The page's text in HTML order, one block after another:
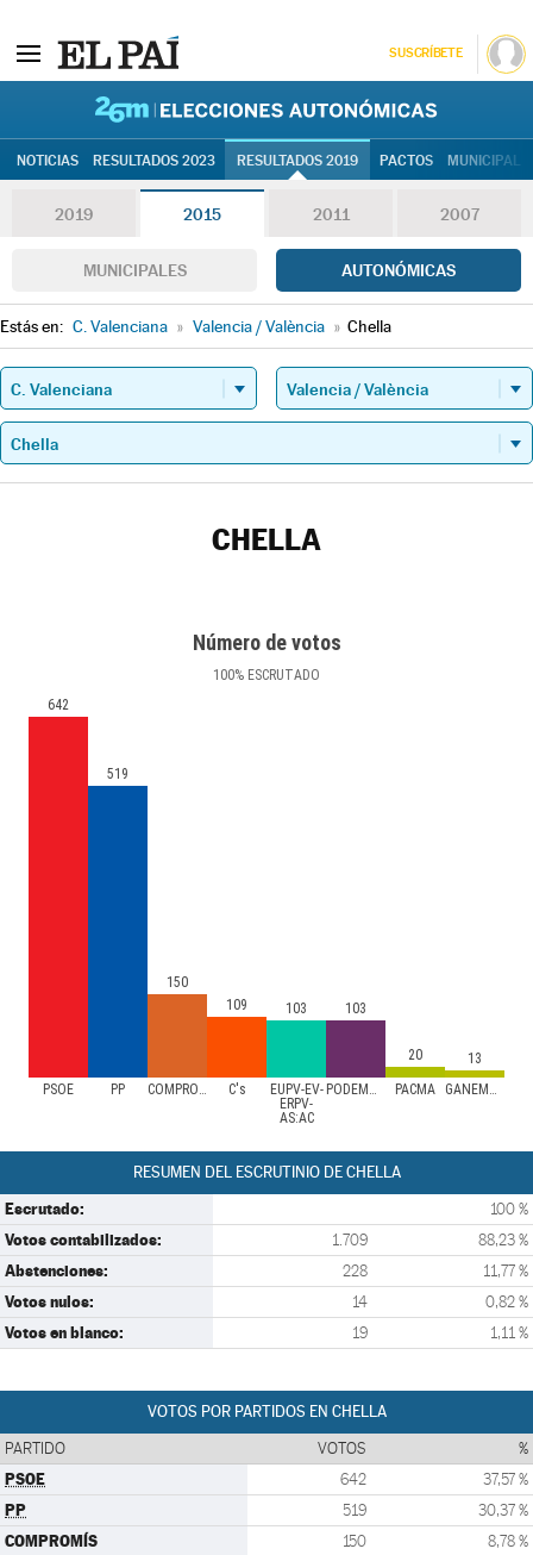
SUSCRÍBETE
NOTICIAS RESULTADOS 2023 RESULTADOS 2019 PACTOS
2019 2015 2011 2007
MUNICIPALES AUTONÓMICAS
Estás en: C. Valenciana » Valencia / València » Chella
CHELLA
Número de votos
100% ESCRUTADO
PSOE PP COMPROMÍS C's
EUPV-EV-
ERPV-
AS:AC
PODEMOS/PODEM PACMA GANEMOS
642
519
150
109
103 103
20 13
RESUMEN DEL ESCRUTINIO DE CHELLA
Escrutado: 100 %
Votos contabilizados: 1.709 88,23 %
Abstenciones: 228 11,77 %
Votos nulos: 14 0,82 %
Votos en blanco: 19 1,11 %
VOTOS POR PARTIDOS EN CHELLA
PARTIDO VOTOS %
PSOE 642 37,57 %
PP 519 30,37 %
COMPROMÍS 150 8,78 %